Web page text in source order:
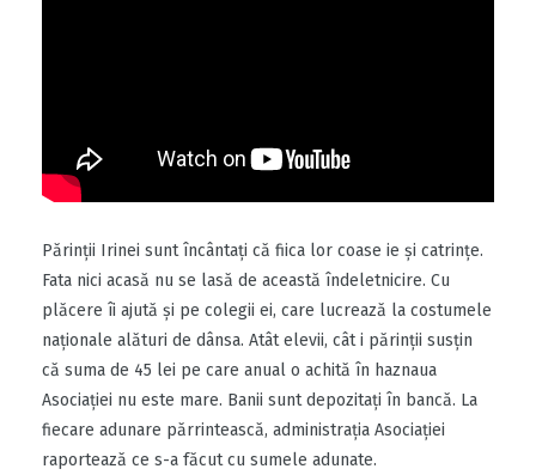
Părinții Irinei sunt încântați că fiica lor coase ie și catrințe.
Fata nici acasă nu se lasă de această îndeletnicire. Cu
plăcere îi ajută și pe colegii ei, care lucrează la costumele
naționale alături de dânsa. Atât elevii, cât i părinții susțin
că suma de 45 lei pe care anual o achită în haznaua
Asociației nu este mare. Banii sunt depozitați în bancă. La
fiecare adunare părrintească, administrația Asociației
raportează ce s-a făcut cu sumele adunate.